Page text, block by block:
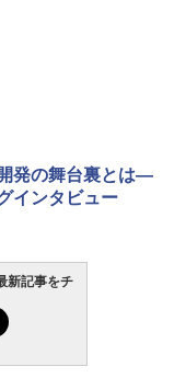
発の舞台裏とは―
インタビュー
新記事をチ